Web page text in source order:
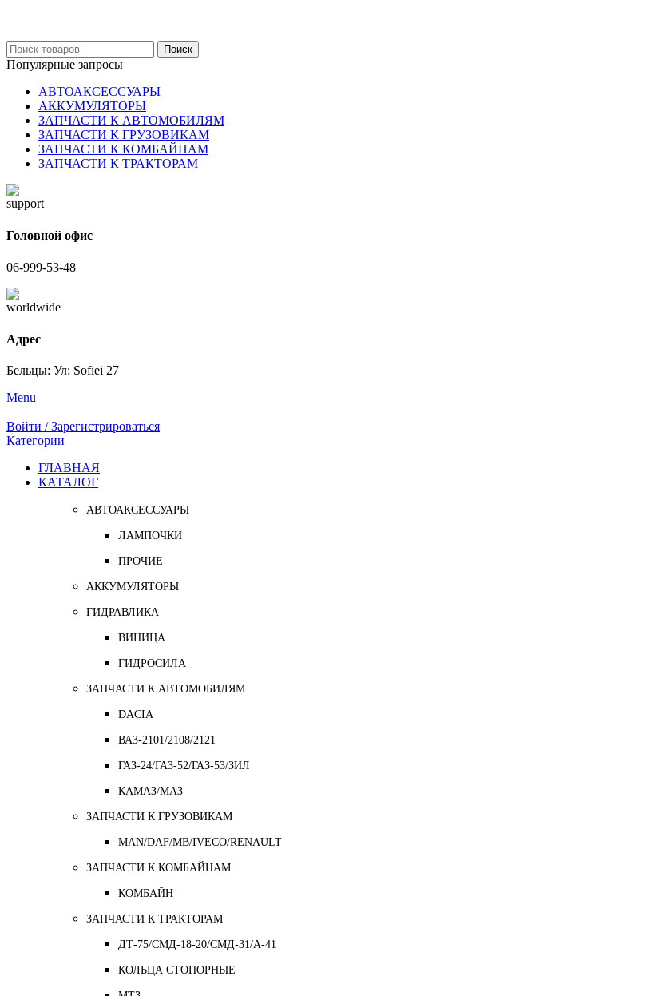
Поиск
Популярные запросы
АВТОАКСЕССУАРЫ
АККУМУЛЯТОРЫ
ЗАПЧАСТИ К АВТОМОБИЛЯМ
ЗАПЧАСТИ К ГРУЗОВИКАМ
ЗАПЧАСТИ К КОМБАЙНАМ
ЗАПЧАСТИ К ТРАКТОРАМ
Головной офис
06-999-53-48
Адрес
Бельцы: Ул: Sofiei 27
Menu
Войти / Зарегистрироваться
Категории
ГЛАВНАЯ
КАТАЛОГ
АВТОАКСЕССУАРЫ
ЛАМПОЧКИ
ПРОЧИЕ
АККУМУЛЯТОРЫ
ГИДРАВЛИКА
ВИНИЦА
ГИДРОСИЛА
ЗАПЧАСТИ К АВТОМОБИЛЯМ
DACIA
ВАЗ-2101/2108/2121
ГАЗ-24/ГАЗ-52/ГАЗ-53/ЗИЛ
КАМАЗ/МАЗ
ЗАПЧАСТИ К ГРУЗОВИКАМ
MAN/DAF/MB/IVECO/RENAULT
ЗАПЧАСТИ К КОМБАЙНАМ
КОМБАЙН
ЗАПЧАСТИ К ТРАКТОРАМ
ДТ-75/СМД-18-20/СМД-31/A-41
КОЛЬЦА СТОПОРНЫЕ